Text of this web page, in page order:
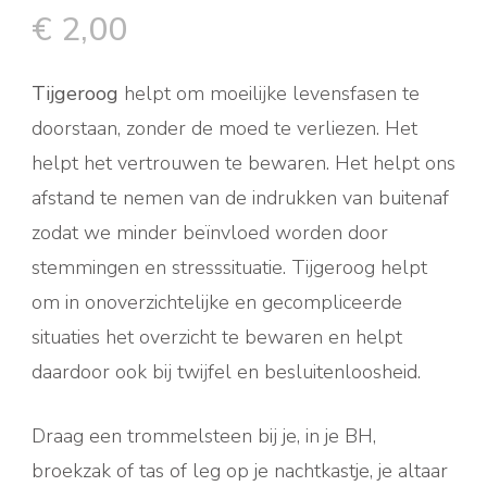
€ 2,00
Tijgeroog helpt om moeilijke levensfasen te
doorstaan, zonder de moed te verliezen. Het
helpt het vertrouwen te bewaren. Het helpt ons
afstand te nemen van de indrukken van buitenaf
zodat we minder beïnvloed worden door
stemmingen en stresssituatie. Tijgeroog helpt
om in onoverzichtelijke en gecompliceerde
situaties het overzicht te bewaren en helpt
daardoor ook bij twijfel en besluitenloosheid.
Draag een trommelsteen bij je, in je BH,
broekzak of tas of leg op je nachtkastje, je altaar